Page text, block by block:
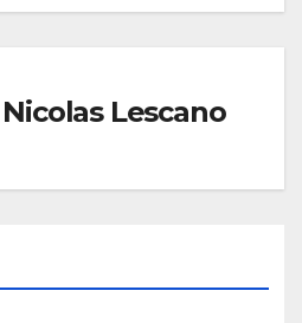
Nicolas Lescano